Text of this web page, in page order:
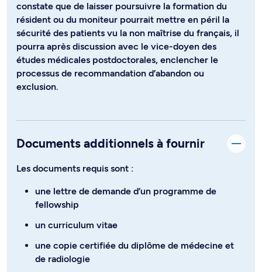
constate que de laisser poursuivre la formation du
résident ou du moniteur pourrait mettre en péril la
sécurité des patients vu la non maîtrise du français, il
pourra après discussion avec le vice-doyen des
études médicales postdoctorales, enclencher le
processus de recommandation d’abandon ou
exclusion.
Documents additionnels à fournir
Les documents requis sont :
une lettre de demande d’un programme de
fellowship
un curriculum vitae
une copie certifiée du diplôme de médecine et
de radiologie